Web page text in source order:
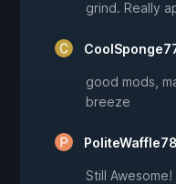
grind. Really
good mods,
breeze
Still